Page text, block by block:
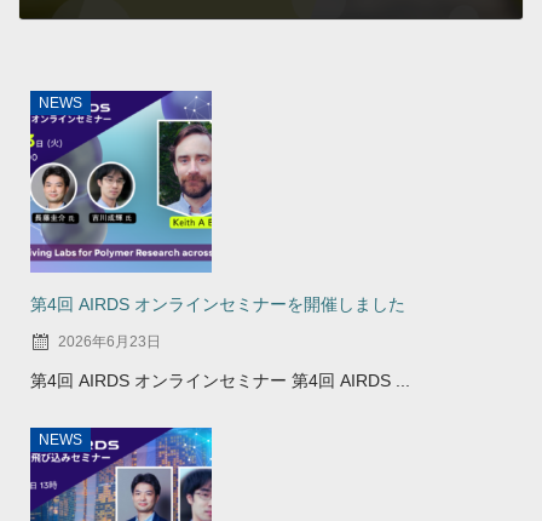
NEWS
第4回 AIRDS オンラインセミナーを開催しました
2026年6月23日
第4回 AIRDS オンラインセミナー 第4回 AIRDS ...
NEWS